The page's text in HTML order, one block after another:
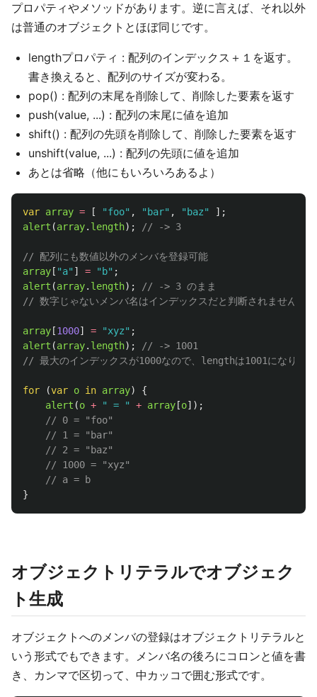
プロパティやメソッドがあります。逆に言えば、それ以外
は普通のオブジェクトとほぼ同じです。
lengthプロパティ : 配列のインデックス＋１を返す。
書き換えると、配列のサイズが変わる。
pop() : 配列の末尾を削除して、削除した要素を返す
push(value, ...) : 配列の末尾に値を追加
shift() : 配列の先頭を削除して、削除した要素を返す
unshift(value, ...) : 配列の先頭に値を追加
あとは省略（他にもいろいろあるよ）
var array = [ "foo" , " bar" , " baz"
];
alert (array. length); // -> 3
// 配列にも数値以外のメンバを登録可能
array [ "a" ] = " b" ;
alert (array. length);
// -> 3 のまま
// 数字じゃないメンバ名はインデックスだと判断されません
array [1000] = "xyz" ;
alert (array. length);
// -> 1001
// 最大のインデックスが1000なので、lengthは1001になります
for (var o in array)
{
alert (o + " = " + array [o]);
// 0 = "foo"
// 1 = "bar"
// 2 = "baz"
// 1000 = "xyz"
// a = b
}
オブジェクトリテラルでオブジェク
ト生成
オブジェクトへのメンバの登録はオブジェクトリテラルと
いう形式でもできます。メンバ名の後ろにコロンと値を書
き、カンマで区切って、中カッコで囲む形式です。